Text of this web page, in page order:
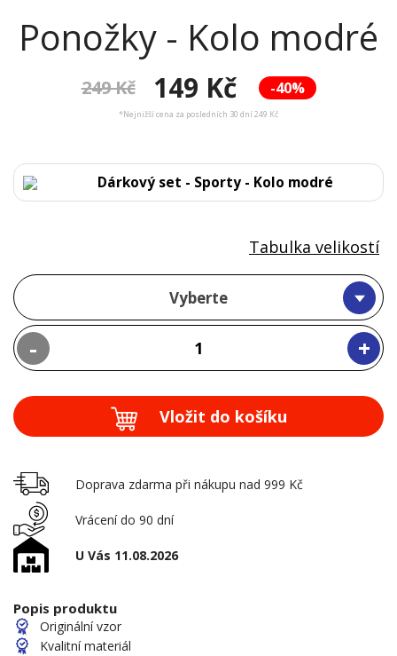
Ponožky - Kolo modré
-40%
249 Kč 149 Kč
*Nejnižší cena za posledních 30 dní 249 Kč
Dárkový set - Sporty - Kolo modré
Vyberte
- +
Tabulka velikostí
Vložit do košíku
Doprava zdarma při nákupu nad 999 Kč
Vrácení do 90 dní
U Vás 11.08.2026
Popis produktu
Originální vzor
Kvalitní materiál